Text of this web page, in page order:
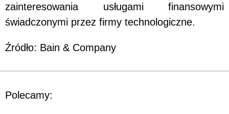
zainteresowania usługami finansowymi
świadczonymi przez firmy technologiczne.
Źródło: Bain & Company
Polecamy: